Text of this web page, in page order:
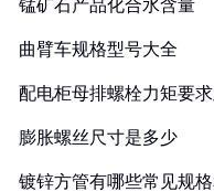
锰矿石产品化合水含量
曲臂车规格型号大全
配电柜母排螺栓力矩要
膨胀螺丝尺寸是多少
镀锌方管有哪些常见规